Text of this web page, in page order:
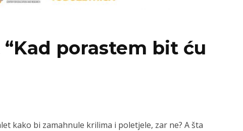
porastem bit ću
kako bi zamahnule krilima i poletjele, zar ne? A šta